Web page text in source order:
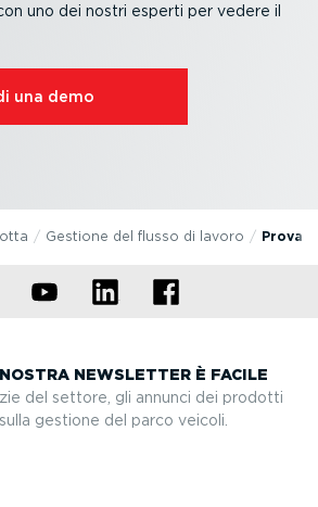
uno dei nostri esperti per vedere il
una demo
Gestione del flusso di lavoro Prova
NEWSLETTER È FACILE
del settore, gli annunci dei prodotti
gestione del parco veicoli.